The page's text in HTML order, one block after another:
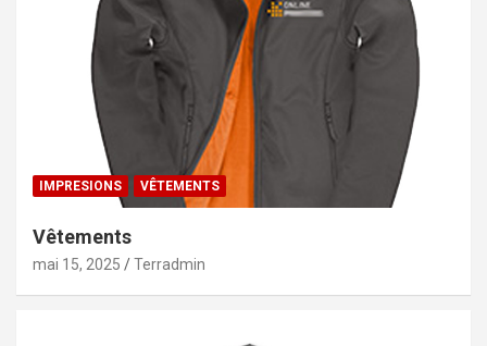
IMPRESIONS VÊTEMENTS
Vêtements
mai 15, 2025 Terradmin